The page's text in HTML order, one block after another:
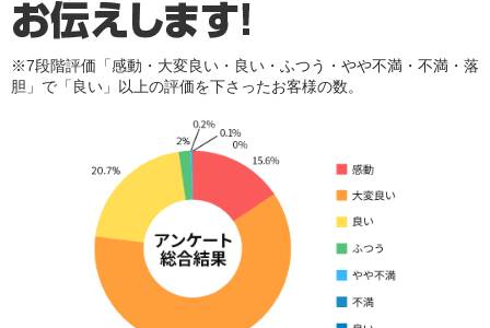
※7段階評価「感動・大変良い・良い・ふつう・やや不満・不満・落
胆」で「良い」以上の評価を下さったお客様の数。